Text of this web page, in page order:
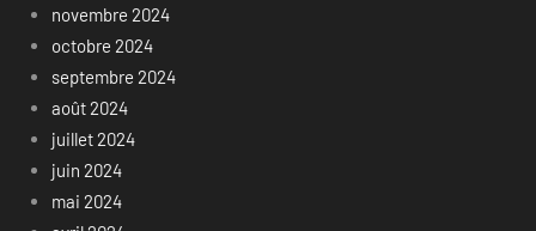
novembre 2024
octobre 2024
septembre 2024
août 2024
juillet 2024
juin 2024
mai 2024